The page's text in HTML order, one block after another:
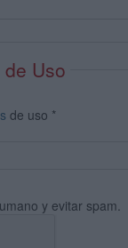
Uso
de uso *
y evitar spam.